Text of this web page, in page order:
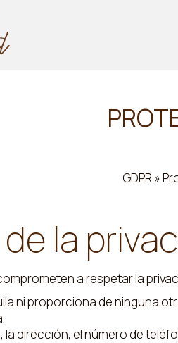
GDPR »
la
a respetar la
ni proporciona de ninguna
la dirección, el número de